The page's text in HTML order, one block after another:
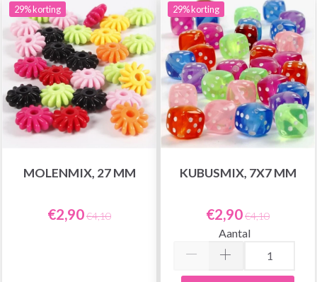
29% korting
MOLENMIX, 27 MM
€2,90€4,10
29% korting
KUBUSMIX, 7X7 MM
€2,90€4,10
Aantal